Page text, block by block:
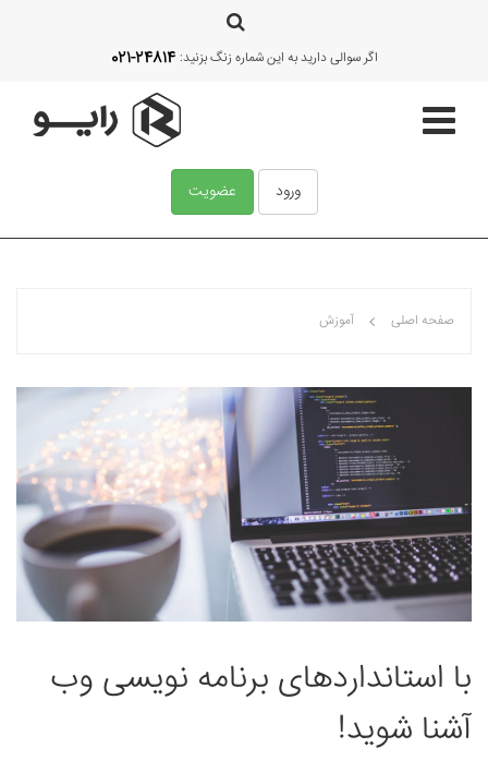
اگر سوالی دارید به این شماره زنگ بزنید: 021-24814
ورود عضویت
آموزش
امکانات
نمونه کارها
وبلاگ
تماس با ما
بیشتر
صفحه اصلی آموزش
با استانداردهای برنامه نویسی وب
آشنا شوید!